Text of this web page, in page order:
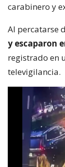
carabinero y
Al percatarse
y escaparon
registrado en
televigilancia.